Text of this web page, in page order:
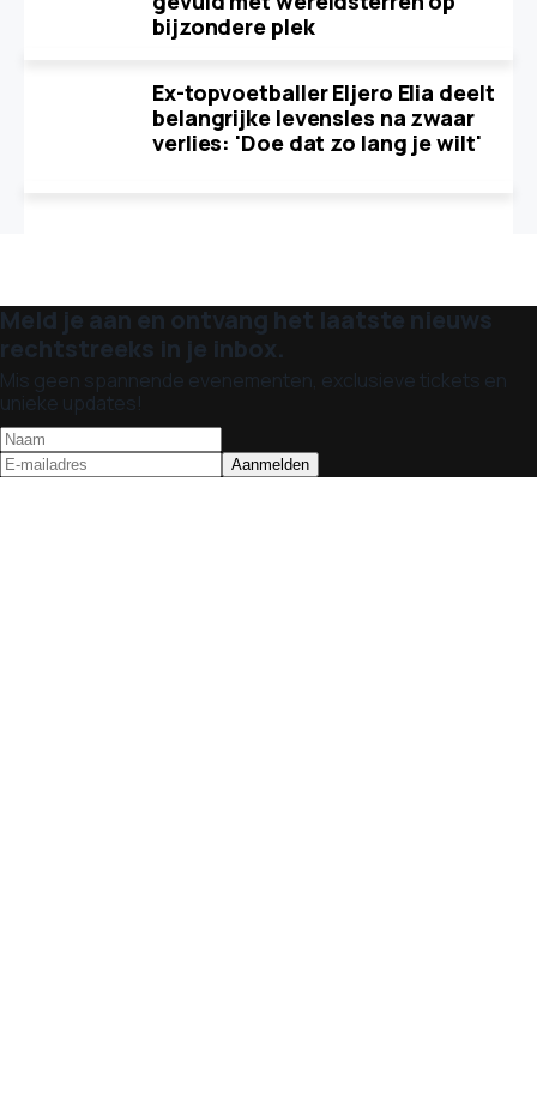
bijzondere plek
Ex-topvoetballer Eljero Elia deelt
belangrijke levensles na zwaar
verlies: 'Doe dat zo lang je wilt'
Meld je aan en ontvang het laatste nieuws
rechtstreeks in je inbox.
Mis geen spannende evenementen, exclusieve tickets en
unieke updates!